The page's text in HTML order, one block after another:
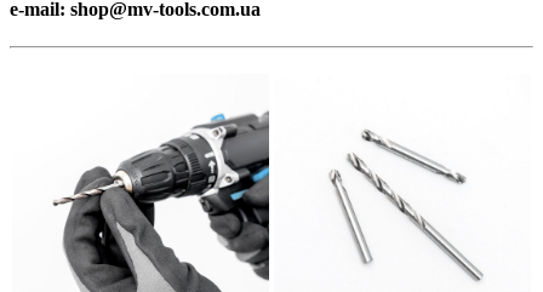
e-mail: shop@mv-tools.com.ua